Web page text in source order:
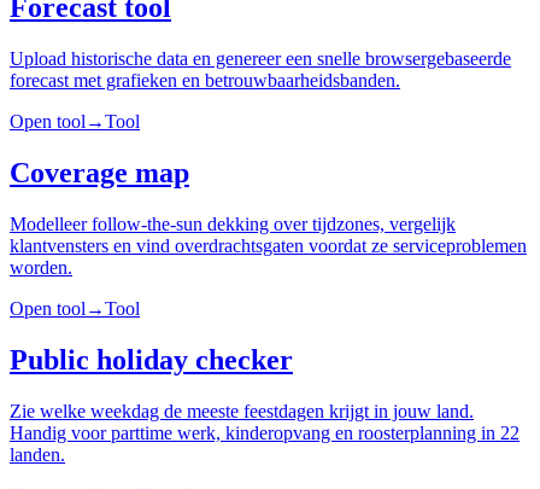
Forecast tool
Upload historische data en genereer een snelle browsergebaseerde
forecast met grafieken en betrouwbaarheidsbanden.
Open tool →Tool
Coverage map
Modelleer follow-the-sun dekking over tijdzones, vergelijk
klantvensters en vind overdrachtsgaten voordat ze serviceproblemen
worden.
Open tool →Tool
Public holiday checker
Zie welke weekdag de meeste feestdagen krijgt in jouw land.
Handig voor parttime werk, kinderopvang en roosterplanning in 22
landen.